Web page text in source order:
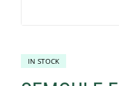
IN STOCK